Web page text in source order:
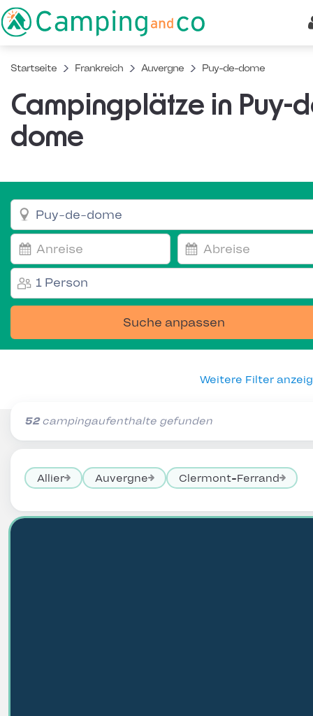
Startseite Frankreich Auvergne Puy-de-dome
Campingplätze in Puy-
dome
1 Person
Suche anpassen
Weitere Filter
52campingaufenthalte gefunden
Allier Auvergne Clermont-Ferrand